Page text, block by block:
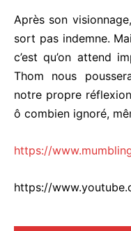
Après son
sort pas indemne.
c’est qu’on attend
Thom nous
notre propre
ô combien ignoré,
https://
https://